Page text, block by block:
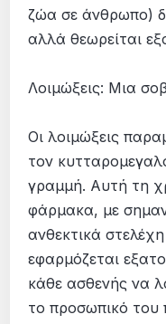
ζώα σε άνθρωπο)
αλλά θεωρείται
Λοιμώξεις: Μια
Οι λοιμώξεις
τον
γραμμή. Αυτή τη
φάρμακα, με
ανθεκτικά
εφαρμόζεται
κάθε ασθενής να
το προσωπικό του